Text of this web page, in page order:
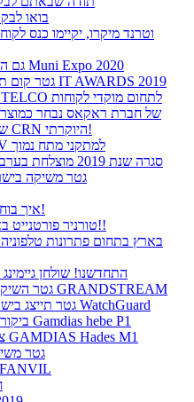
בואו
גם השנה אנחנו שם, באירוע השנתי Muni Expo 2020
גטר קום תשתתף באירוע מצטייני מחשוב IT AWARDS 2019
גטר קום תציג בתערוכת 2020 TELCO לתחום מוקדי לקוחות
Networking של השנה ע"י מגזין CRN היוקרתי!
גטר קום השתתפה באירוע 12V למתקני מתח נמוך
RUCKUS סגרה שנת 2019 מוצלחת בערב שותפים מצטיינים
גטר משיקה
איך בוחרים ספק כוח? | המדריך המלא!
טורניר פורטנייט בארגון קבוצת פיינסט יוצא לדרך!!
התחדשנו! שולחן
גטר השיקה סדרת הטלפונים החדשה של GRANDSTREAM
גטר תייצג בישראל את חברת אבטחת המידע WatchGuard
ביקורת עם ציון 8.5 לאוזניות גיימרים Gamdias hebe P1
ציון מעולה 8.5 - עכבר לגיימרים GAMDIAS Hades M1
גטר
X210 מכשיר הדגל החדש של FANVIL